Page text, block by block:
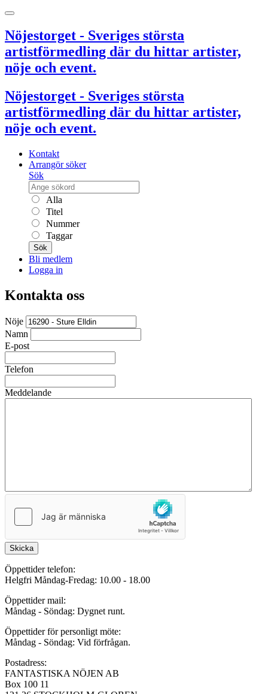
Nöjestorget - Sveriges största
artistförmedling där du hittar artister,
nöje och event.
Nöjestorget - Sveriges största
artistförmedling där du hittar artister,
nöje och event.
Kontakt
Arrangör söker
Sök
Alla
Titel
Nummer
Taggar
Sök
Bli medlem
Logga in
Kontakta oss
Nöje
Namn
E-post
Telefon
Meddelande
Skicka
Öppettider telefon:
Helgfri Måndag-Fredag: 10.00 - 18.00
Öppettider mail:
Måndag - Söndag: Dygnet runt.
Öppettider för personligt möte:
Måndag - Söndag: Vid förfrågan.
Postadress:
FANTASTISKA NÖJEN AB
Box 100 11